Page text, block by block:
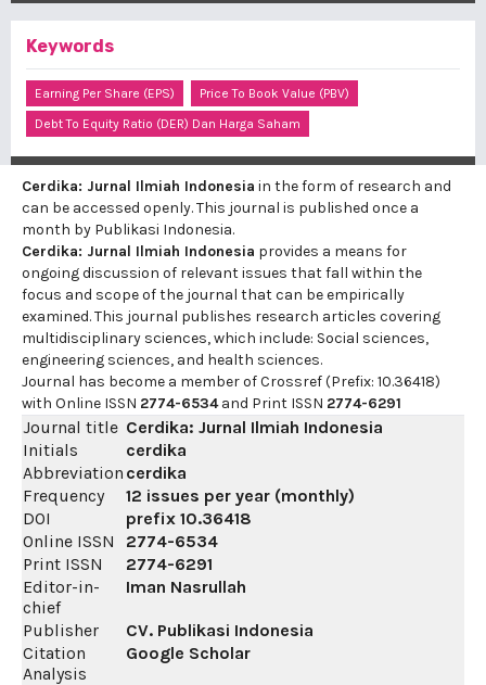
Keywords
Earning Per Share (EPS)
Price To Book Value (PBV)
Debt To Equity Ratio (DER) Dan Harga Saham
Cerdika: Jurnal Ilmiah Indonesia in the form of research and
can be accessed openly. This journal is published once a
month by Publikasi Indonesia.
Cerdika: Jurnal Ilmiah Indonesia provides a means for
ongoing discussion of relevant issues that fall within the
focus and scope of the journal that can be empirically
examined. This journal publishes research articles covering
multidisciplinary sciences, which include: Social sciences,
engineering sciences, and health sciences.
Journal has become a member of Crossref (Prefix: 10.36418)
with Online ISSN 2774-6534and Print ISSN 2774-6291
Journal title Cerdika: Jurnal Ilmiah Indonesia
Initials
cerdika
Abbreviation cerdika
Frequency
12 issues per year (monthly)
DOI
prefix 10.36418
Online ISSN
2774-6534
Print ISSN
2774-6291
Editor-in-
chief
Iman Nasrullah
Publisher
CV. Publikasi Indonesia
Citation
Analysis
Google Scholar